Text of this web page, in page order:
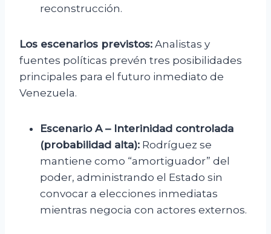
reconstrucción.
Los escenarios previstos: Analistas y
fuentes políticas prevén tres posibilidades
principales para el futuro inmediato de
Venezuela.
Escenario A – Interinidad controlada
(probabilidad alta): Rodríguez se
mantiene como “amortiguador” del
poder, administrando el Estado sin
convocar a elecciones inmediatas
mientras negocia con actores externos.